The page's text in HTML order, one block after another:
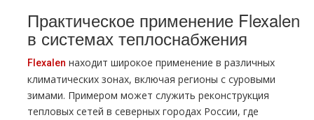
Практическое применение Flexalen
в системах теплоснабжения
Flexalen находит широкое применение в различных
климатических зонах, включая регионы с суровыми
зимами. Примером может служить реконструкция
тепловых сетей в северных городах России, где